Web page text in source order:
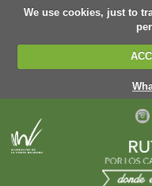
We use cookies, just to